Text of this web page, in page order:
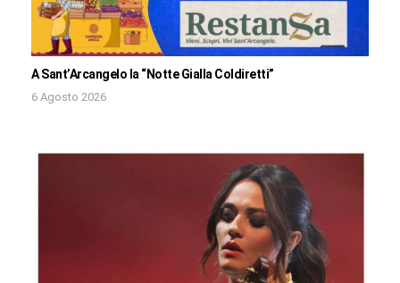
A Sant’Arcangelo la “Notte Gialla Coldiretti”
6 Agosto 2026